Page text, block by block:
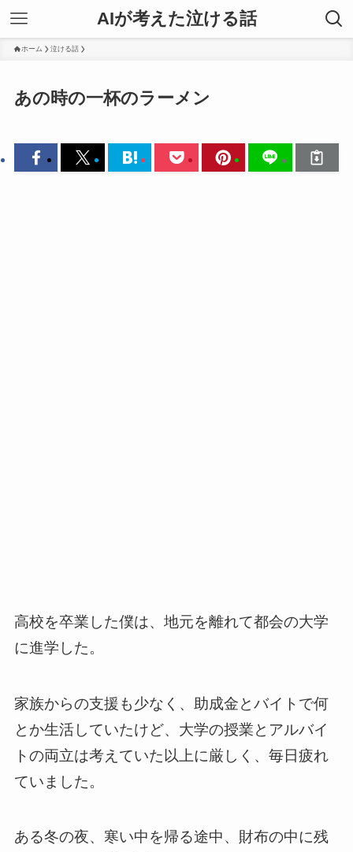
AIが考えた泣ける話
ホーム 泣ける話
あの時の一杯のラーメン
高校を卒業した僕は、地元を離れて都会の大学
に進学した。
家族からの支援も少なく、助成金とバイトで何
とか生活していたけど、大学の授業とアルバイ
トの両立は考えていた以上に厳しく、毎日疲れ
ていました。
ある冬の夜、寒い中を帰る途中、財布の中に残